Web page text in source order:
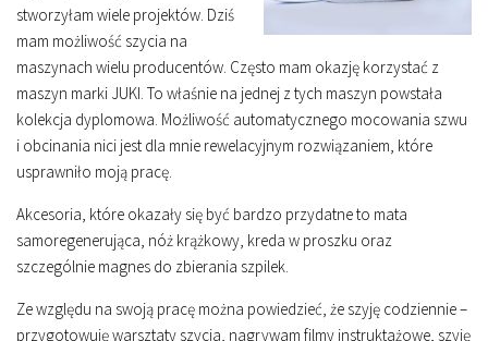
stworzyłam wiele projektów. Dziś
mam możliwość szycia na
maszynach wielu producentów. Często mam okazję korzystać z
maszyn marki JUKI. To właśnie na jednej z tych maszyn powstała
kolekcja dyplomowa. Możliwość automatycznego mocowania szwu
i obcinania nici jest dla mnie rewelacyjnym rozwiązaniem, które
usprawniło moją pracę.
Akcesoria, które okazały się być bardzo przydatne to mata
samoregenerująca, nóż krążkowy, kreda w proszku oraz
szczególnie magnes do zbierania szpilek.
Ze względu na swoją pracę można powiedzieć, że szyję codziennie –
przygotowuję warsztaty szycia, nagrywam filmy instruktażowe, szyję